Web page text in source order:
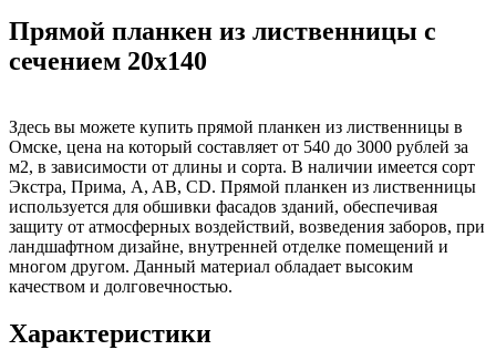
Прямой планкен из лиственницы с
сечением 20x140
Здесь вы можете купить прямой планкен из лиственницы в
Омске, цена на который составляет от 540 до 3000 рублей за
м2, в зависимости от длины и сорта. В наличии имеется сорт
Экстра, Прима, A, AB, CD. Прямой планкен из лиственницы
используется для обшивки фасадов зданий, обеспечивая
защиту от атмосферных воздействий, возведения заборов, при
ландшафтном дизайне, внутренней отделке помещений и
многом другом. Данный материал обладает высоким
качеством и долговечностью.
Характеристики